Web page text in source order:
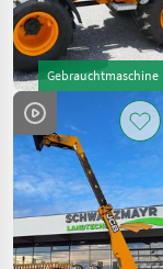
Gebrauchtmaschine